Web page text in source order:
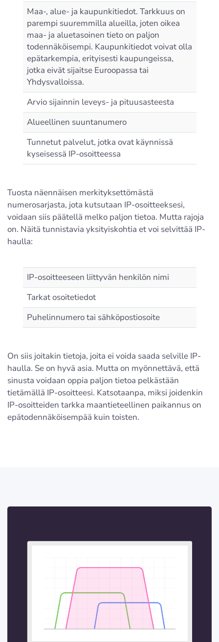
Maa-, alue- ja kaupunkitiedot. Tarkkuus on
parempi suuremmilla alueilla, joten oikea
maa- ja aluetasoinen tieto on paljon
todennäköisempi. Kaupunkitiedot voivat olla
epätarkempia, erityisesti kaupungeissa,
jotka eivät sijaitse Euroopassa tai
Yhdysvalloissa.
Arvio sijainnin leveys- ja pituusasteesta
Alueellinen suuntanumero
Tunnetut palvelut, jotka ovat käynnissä
kyseisessä IP-osoitteessa
Tuosta näennäisen merkityksettömästä
numerosarjasta, jota kutsutaan IP-osoitteeksesi,
voidaan siis päätellä melko paljon tietoa. Mutta rajoja
on. Näitä tunnistavia yksityiskohtia et voi selvittää IP-
haulla:
IP-osoitteeseen liittyvän henkilön nimi
Tarkat osoitetiedot
Puhelinnumero tai sähköpostiosoite
On siis joitakin tietoja, joita ei voida saada selville IP-
haulla. Se on hyvä asia. Mutta on myönnettävä, että
sinusta voidaan oppia paljon tietoa pelkästään
tietämällä IP-osoitteesi. Katsotaanpa, miksi joidenkin
IP-osoitteiden tarkka maantieteellinen paikannus on
epätodennäköisempää kuin toisten.